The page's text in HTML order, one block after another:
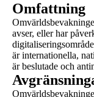
Omfattning
avser, eller har
är internationella,
är beslutade och